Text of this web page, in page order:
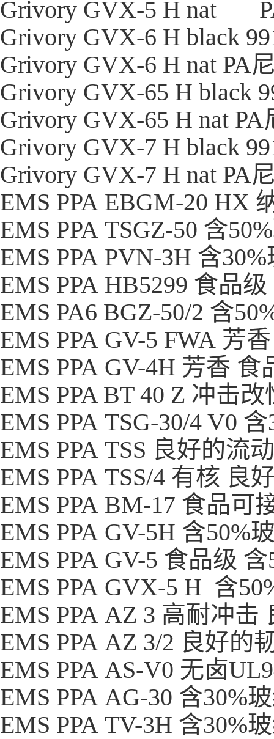
Grivory GVX-5 H nat
Grivory GVX-6 H black
Grivory GVX-6 H nat PA
Grivory GVX-65 H black
Grivory GVX-65 H nat PA
Grivory GVX-7 H black
Grivory GVX-7 H nat PA
EMS PPA EBGM-20 HX
EMS PPA TSGZ-50 含
EMS PPA PVN-3H 含
EMS PPA HB5299 食品
EMS PA6 BGZ-50/2 含
EMS PPA GV-5 FWA 芳
EMS PPA GV-4H 芳香
EMS PPA BT 40 Z 冲击
EMS PPA TSG-30/4 V0
EMS PPA TSS 良好的流
EMS PPA TSS/4 有核 良
EMS PPA BM-17 食品可
EMS PPA GV-5H 含50%
EMS PPA GV-5 食品级
EMS PPA GVX-5 H 含
EMS PPA AZ 3 高耐冲击
EMS PPA AZ 3/2 良好的
EMS PPA AS-V0 无卤
EMS PPA AG-30 含30%
EMS PPA TV-3H 含30%